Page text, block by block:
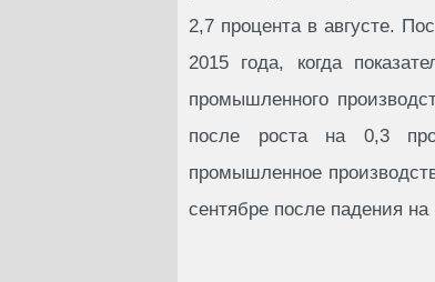
2,7 процента в августе.
2015 года, когда
промышленного
после роста на 0,3
промышленное
сентябре после падения